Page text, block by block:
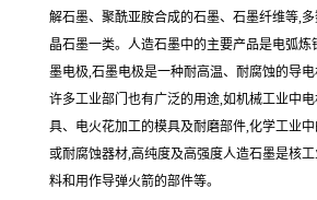
解石墨、聚酰亚胺合成的石墨、石墨纤维等,
晶石墨一类。人造石墨中的主要产品是电弧炼
墨电极,石墨电极是一种耐高温、耐腐蚀的导
许多工业部门也有广泛的用途,如机械工业中
具、电火花加工的模具及耐磨部件,化学工业
或耐腐蚀器材,高纯度及高强度人造石墨是核
料和用作导弹火箭的部件等。